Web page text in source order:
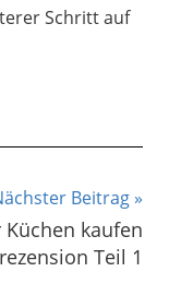
Schritt auf
Beitrag
Küchen kaufen
Teil 1